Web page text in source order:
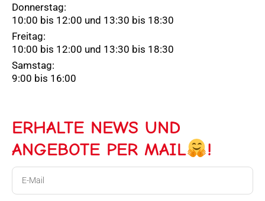
Donnerstag:
10:00 bis 12:00 und 13:30 bis 18:30
Freitag:
10:00 bis 12:00 und 13:30 bis 18:30
Samstag:
9:00 bis 16:00
ERHALTE NEWS UND
ANGEBOTE PER MAIL
!